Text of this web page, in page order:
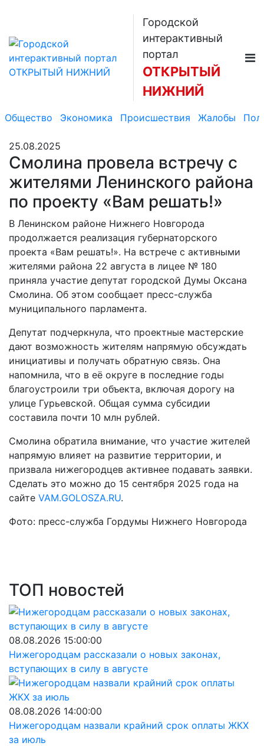
Городской
интерактивный
портал
ОТКРЫТЫЙ
НИЖНИЙ
Общество Экономика Происшествия Жалобы
25.08.2025
Смолина провела встречу с
жителями Ленинского района
по проекту «Вам решать!»
В Ленинском районе Нижнего Новгорода
продолжается реализация губернаторского
проекта «Вам решать!». На встрече с активными
жителями района 22 августа в лицее № 180
приняла участие депутат городской Думы Оксана
Смолина. Об этом сообщает пресс-служба
муниципального парламента.
Депутат подчеркнула, что проектные мастерские
дают возможность жителям напрямую обсуждать
инициативы и получать обратную связь. Она
напомнила, что в её округе в последние годы
благоустроили три объекта, включая дорогу на
улице Гурьевской. Общая сумма субсидии
составила почти 10 млн рублей.
Смолина обратила внимание, что участие жителей
напрямую влияет на развитие территории, и
призвала нижегородцев активнее подавать заявки.
Сделать это можно до 15 сентября 2025 года на
сайте VAM.GOLOSZA.RU.
Фото: пресс-служба Гордумы Нижнего Новгорода
ТОП новостей
08.08.2026 15:00:00
Нижегородцам рассказали о новых законах,
вступающих в силу в августе
08.08.2026 14:00:00
Нижегородцам назвали крайний срок оплаты ЖКХ
за июль